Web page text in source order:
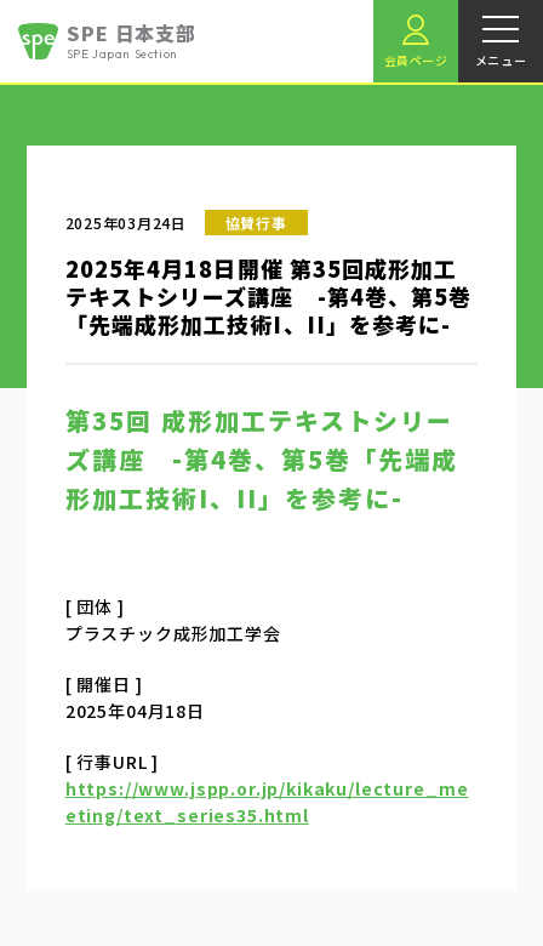
SPE 日本支部
SPE Japan Section 会員ページ メニュー
2025年03月24日 協賛行事
2025年4月18日開催 第35回成形加工
テキストシリーズ講座 -第4巻、第5巻
「先端成形加工技術I、II」を参考に-
第35回 成形加工テキストシリー
ズ講座 -第4巻、第5巻「先端成
形加工技術I、II」を参考に-
[ 団体 ]
プラスチック成形加工学会
[ 開催日 ]
2025年04月18日
[ 行事URL ]
https://www.jspp.or.jp/kikaku/lecture_me
eting/text_series35.html